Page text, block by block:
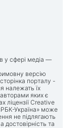
у сфері медіа —
версію
порталу -
належать їх
яких є
ліцензії Creative
Україна» може
не підлягають
та